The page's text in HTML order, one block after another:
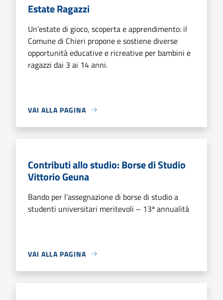
Estate Ragazzi
Un’estate di gioco, scoperta e apprendimento: il
Comune di Chieri propone e sostiene diverse
opportunità educative e ricreative per bambini e
ragazzi dai 3 ai 14 anni.
VAI ALLA PAGINA
Contributi allo studio: Borse di Studio
Vittorio Geuna
Bando per l’assegnazione di borse di studio a
studenti universitari meritevoli – 13ª annualità
VAI ALLA PAGINA